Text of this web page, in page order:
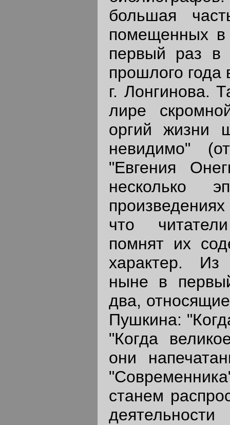
большая
помещенных
первый раз в
прошлого года
г. Лонгинова.
лире
оргий жизни
невидимо"
"Евгения
что
помнят их
характер. Из
ныне в
два,
Пушкина:
"Когда
они
станем